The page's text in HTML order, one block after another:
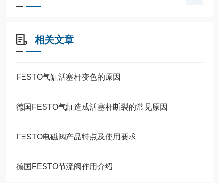
相关文章
FESTO气缸活塞杆变色的原因
德国FESTO气缸造成活塞杆断裂的常见原因
FESTO电磁阀产品特点及使用要求
德国FESTO节流阀作用介绍